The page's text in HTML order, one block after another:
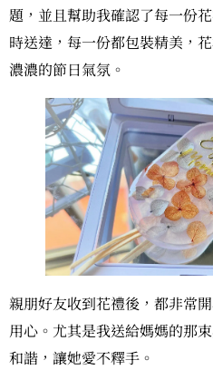
題，並且幫助我確認了每一份
時送達，每一份都包裝精美，
濃濃的節日氣氛。
親朋好友收到花禮後，都非常
用心。尤其是我送給媽媽的那
和諧，讓她愛不釋手。